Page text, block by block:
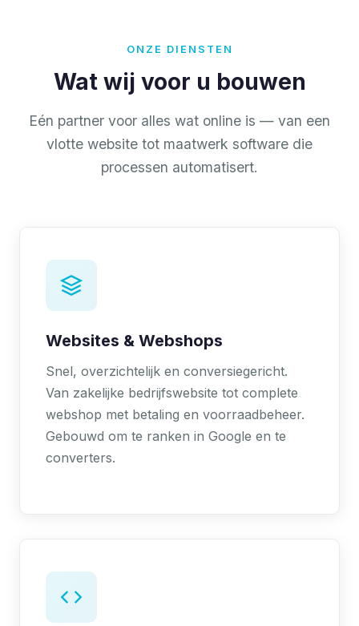
ONZE DIENSTEN
Wat wij voor u bouwen
Eén partner voor alles wat online is — van een
vlotte website tot maatwerk software die
processen automatisert.
Websites & Webshops
Snel, overzichtelijk en conversiegericht.
Van zakelijke bedrijfswebsite tot complete
webshop met betaling en voorraadbeheer.
Gebouwd om te ranken in Google en te
converters.